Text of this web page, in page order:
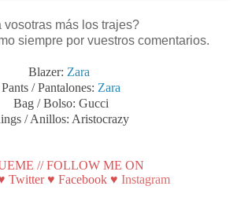
vosotras más los trajes?
siempre por vuestros comentarios.
Blazer: Zara
Pants / Pantalones: Zara
Bag / Bolso: Gucci
/ Anillos: Aristocrazy
// FOLLOW ME ON
Twitter ♥ Facebook ♥ Instagram